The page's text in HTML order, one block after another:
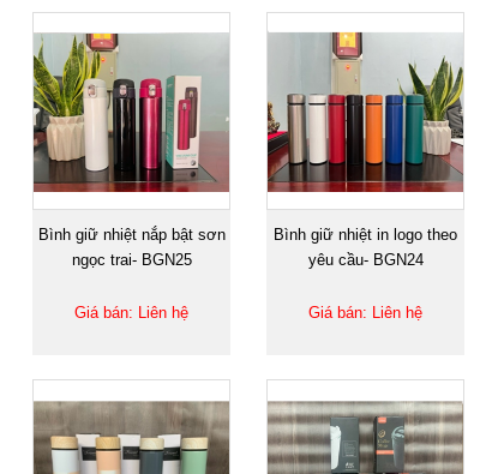
Bình giữ nhiệt nắp bật sơn
ngọc trai- BGN25
Giá bán: Liên hệ
Bình giữ nhiệt in logo theo
yêu cầu- BGN24
Giá bán: Liên hệ